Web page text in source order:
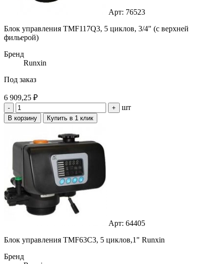
Арт: 76523
Блок управления TMF117Q3, 5 циклов, 3/4" (с верхней
фильерой)
Бренд
Runxin
Под заказ
6 909,25 ₽
- + шт
В корзину Купить в 1 клик
Арт: 64405
Блок управления TMF63С3, 5 циклов,1" Runxin
Бренд